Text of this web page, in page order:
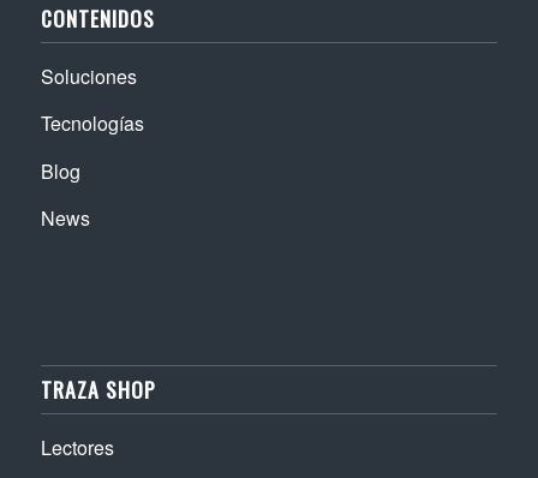
CONTENIDOS
Soluciones
Tecnologías
Blog
News
TRAZA SHOP
Lectores